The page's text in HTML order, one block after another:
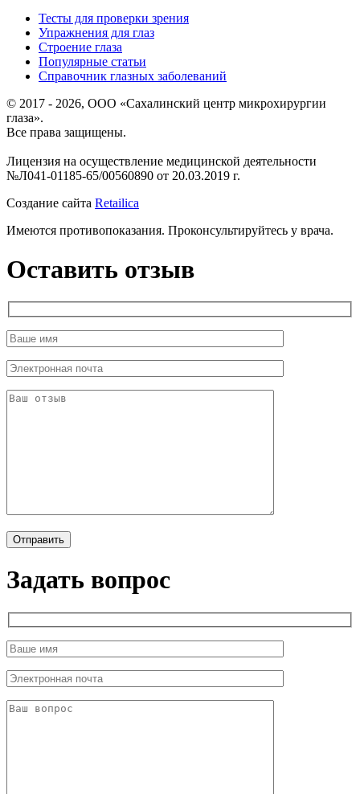
Тесты для проверки зрения
Упражнения для глаз
Строение глаза
Популярные статьи
Справочник глазных заболеваний
© 2017 - 2026, ООО «Сахалинский центр микрохирургии
глаза».
Все права защищены.
Лицензия на осуществление медицинской деятельности
№Л041-01185-65/00560890 от 20.03.2019 г.
Создание сайта Retailica
Имеются противопоказания. Проконсультируйтесь у врача.
Оставить отзыв
Задать вопрос